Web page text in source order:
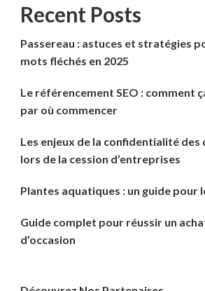
Recent Posts
Passereau : astuces et stratégies
mots fléchés en 2025
Le référencement SEO : comment
par où commencer
Les enjeux de la confidentialité des
lors de la cession d’entreprises
Plantes aquatiques : un guide pour
Guide complet pour réussir un
d’occasion